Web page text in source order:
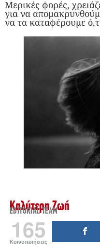
Μερικές φορές,
για να
να τα καταφέρουμε
Καλύτερη Ζωή
EDITORIAL TEAM
165
Κοινοποιήσεις